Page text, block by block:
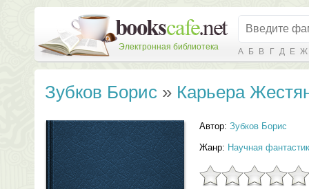
Электронная библиотека А Б В Г Д Е Ж
Зубков Борис » Карьера
Автор: Зубков Борис
Жанр: Научная